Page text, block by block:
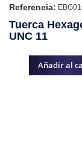
Referencia:
Tuerca
UNC 11
Añadir al